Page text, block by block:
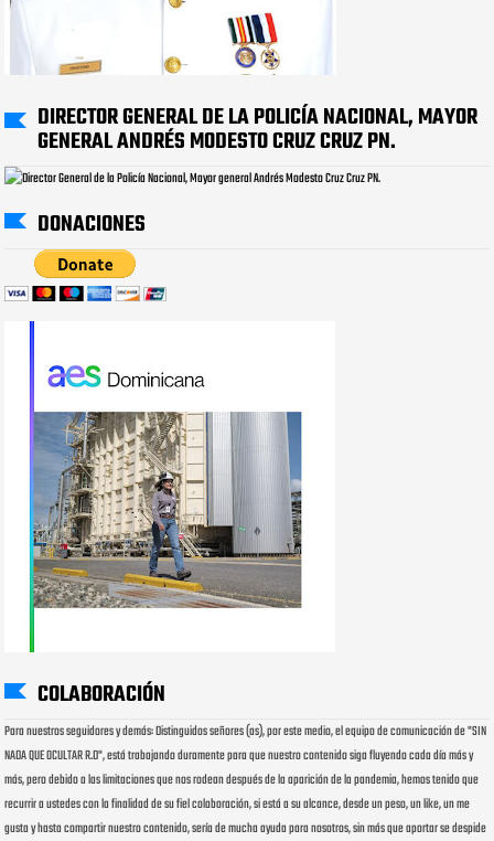
DIRECTOR GENERAL DE LA POLICÍA NACIONAL, MAYOR
GENERAL ANDRÉS MODESTO CRUZ CRUZ PN.
DONACIONES
COLABORACIÓN
Para nuestros seguidores y demás: Distinguidos señores (as), por este medio, el equipo de comunicación de "SIN
NADA QUE OCULTAR R.D", está trabajando duramente para que nuestro contenido siga fluyendo cada día más y
más, pero debido a las limitaciones que nos rodean después de la aparición de la pandemia, hemos tenido que
recurrir a ustedes con la finalidad de su fiel colaboración, si está a su alcance, desde un peso, un like, un me
gusta y hasta compartir nuestro contenido, sería de mucha ayuda para nosotros, sin más que aportar se despide